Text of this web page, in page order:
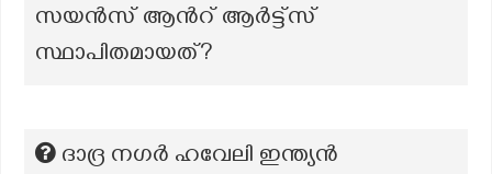
സയൻസ് ആന്‍റ് ആർട്ട്സ്
സ്ഥാപിതമായത്?
ദാദ്ര നഗർ ഹവേലി ഇന്ത്യൻ